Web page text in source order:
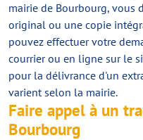
mairie de Bourbourg, vous
original ou une copie
pouvez effectuer votre
courrier ou en ligne sur le
pour la délivrance d'un
varient selon la mairie.
Faire appel à un
Bourbourg